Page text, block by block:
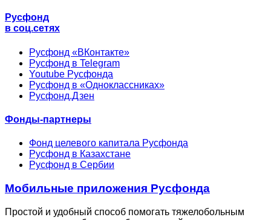
Русфонд
в соц.сетях
Русфонд «ВКонтакте»
Русфонд в Telegram
Youtube Русфонда
Русфонд в «Одноклассниках»
Русфонд.Дзен
Фонды-партнеры
Фонд целевого капитала Русфонда
Русфонд в Казахстане
Русфонд в Сербии
Мобильные приложения Русфонда
Простой и удобный способ помогать тяжелобольным